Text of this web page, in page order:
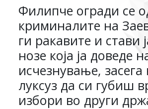
Филипче огради се
криминалите на
ги ракавите и стави
нозе која ја доведе
исчезнување,
луксуз да си губиш
избори во други